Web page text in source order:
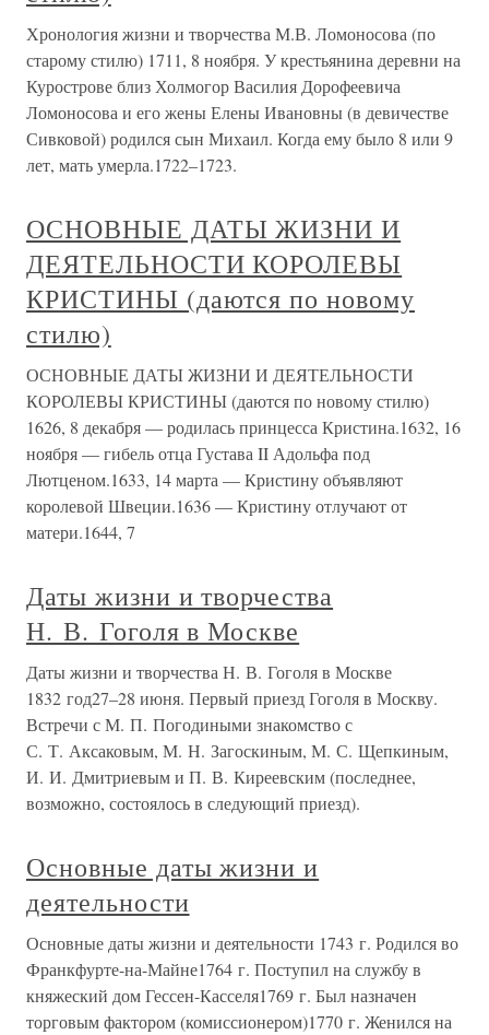
Хронология жизни и творчества М.В. Ломоносова (по
старому стилю) 1711, 8 ноября. У крестьянина деревни на
Курострове близ Холмогор Василия Дорофеевича
Ломоносова и его жены Елены Ивановны (в девичестве
Сивковой) родился сын Михаил. Когда ему было 8 или 9
лет, мать умерла.1722–1723.
ОСНОВНЫЕ ДАТЫ ЖИЗНИ И
ДЕЯТЕЛЬНОСТИ КОРОЛЕВЫ
КРИСТИНЫ (даются по новому
стилю)
ОСНОВНЫЕ ДАТЫ ЖИЗНИ И ДЕЯТЕЛЬНОСТИ
КОРОЛЕВЫ КРИСТИНЫ (даются по новому стилю)
1626, 8 декабря — родилась принцесса Кристина.1632, 16
ноября — гибель отца Густава II Адольфа под
Лютценом.1633, 14 марта — Кристину объявляют
королевой Швеции.1636 — Кристину отлучают от
матери.1644, 7
Даты жизни и творчества
Н. В. Гоголя в Москве
Даты жизни и творчества Н. В. Гоголя в Москве
1832 год27–28 июня. Первый приезд Гоголя в Москву.
Встречи с М. П. Погодиными знакомство с
С. Т. Аксаковым, М. Н. Загоскиным, М. С. Щепкиным,
И. И. Дмитриевым и П. В. Киреевским (последнее,
возможно, состоялось в следующий приезд).
Основные даты жизни и
деятельности
Основные даты жизни и деятельности 1743 г. Родился во
Франкфурте-на-Майне1764 г. Поступил на службу в
княжеский дом Гессен-Касселя1769 г. Был назначен
торговым фактором (комиссионером)1770 г. Женился на